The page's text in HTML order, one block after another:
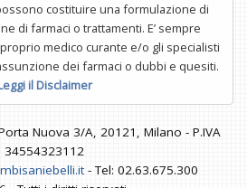
costituire una formulazione di
di farmaci o trattamenti. E’ sempre
medico curante e/o gli specialisti
dei farmaci o dubbi e quesiti.
il Disclaimer
Nuova 3/A, 20121, Milano - P.IVA
34554323112
- Tel: 02.63.675.300